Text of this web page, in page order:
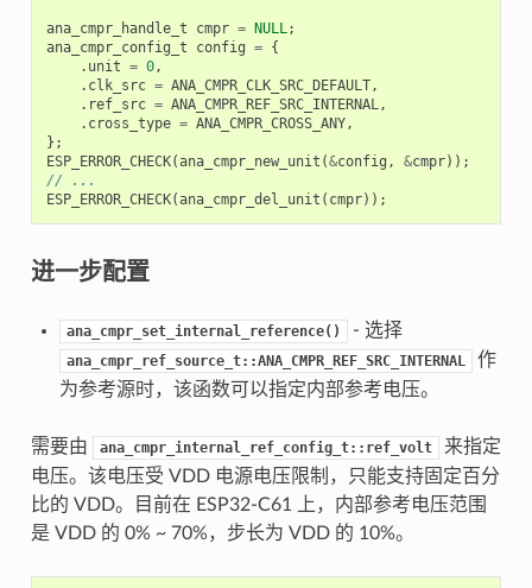
ana_cmpr_handle_t cmpr = NULL;
ana_cmpr_config_t
config = {
. unit = 0,
. clk_src = ANA_CMPR_CLK_SRC_DEFAULT,
. ref_src = ANA_CMPR_REF_SRC_INTERNAL,
. cross_type = ANA_CMPR_CROSS_ANY,
};
ESP_ERROR_CHECK(ana_cmpr_new_unit (&config , &cmpr));
// ...
ESP_ERROR_CHECK(ana_cmpr_del_unit ( cmpr));
进一步配置
ana_cmpr_set_internal_reference() - 选择
ana_cmpr_ref_source_t::ANA_CMPR_REF_SRC_INTERNAL
作
为参考源时，该函数可以指定内部参考电压。
需要由 ana_cmpr_internal_ref_config_t::ref_volt
来指定
电压。该电压受 VDD 电源电压限制，只能支持固定百分
比的 VDD。目前在 ESP32-C61 上，内部参考电压范围
是 VDD 的 0% ~ 70%，步长为 VDD 的 10%。